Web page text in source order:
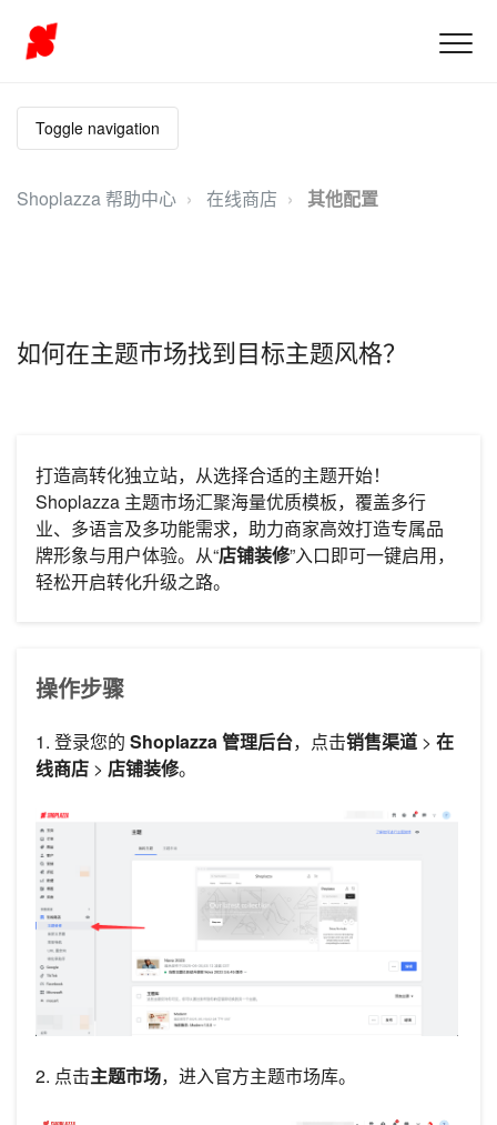
Toggle navigation
Shoplazza 帮助中心 在线商店 其他配置
如何在主题市场找到目标主题风格？
打造高转化独立站，从选择合适的主题开始！
Shoplazza 主题市场汇聚海量优质模板，覆盖多行
业、多语言及多功能需求，助力商家高效打造专属品
牌形象与用户体验。从“店铺装修”入口即可一键启用，
轻松开启转化升级之路。
操作步骤
1. 登录您的 Shoplazza 管理后台，点击销售渠道 > 在
线商店 > 店铺装修。
2. 点击主题市场，进入官方主题市场库。